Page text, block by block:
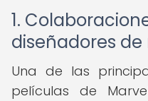
1.
diseñadores
Una de las
películas de